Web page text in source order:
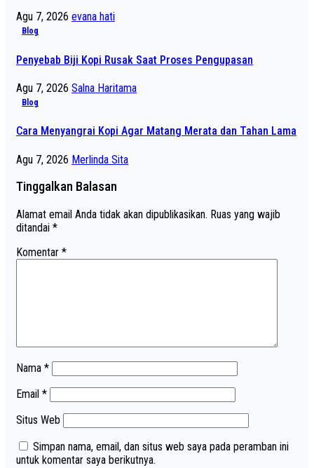
Agu 7, 2026 evana hati
Blog
Penyebab Biji Kopi Rusak Saat Proses Pengupasan
Agu 7, 2026 Salna Haritama
Blog
Cara Menyangrai Kopi Agar Matang Merata dan Tahan Lama
Agu 7, 2026 Merlinda Sita
Tinggalkan Balasan
Alamat email Anda tidak akan dipublikasikan. Ruas yang wajib
ditandai *
Komentar *
Nama *
Email *
Situs Web
Simpan nama, email, dan situs web saya pada peramban ini
untuk komentar saya berikutnya.